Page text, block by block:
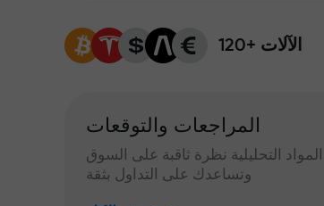
120+ الآلات
المراجعات والتوقعات
التحليلية نظرة ثاقبة على السوق
وتساعدك على التداول بثقة